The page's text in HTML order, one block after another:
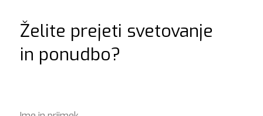
Želite prejeti svetovanje
in ponudbo?